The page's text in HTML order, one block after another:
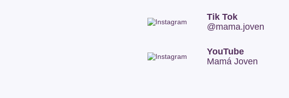
Tik Tok
@mama.joven
YouTube
Mamá Joven